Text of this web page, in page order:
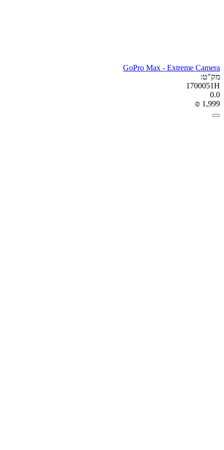
GoPro Max - Extreme Camera
מק"ט:
1700051H
0.0
₪ 1,999